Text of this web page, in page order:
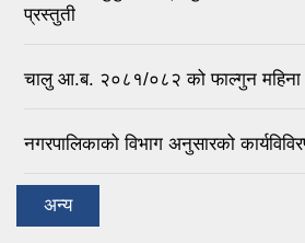
प्रस्तुती
चालु आ.ब. २०८१/०८२ को फाल्गुन महिना
नगरपालिकाको विभाग अनुसारको
अन्य